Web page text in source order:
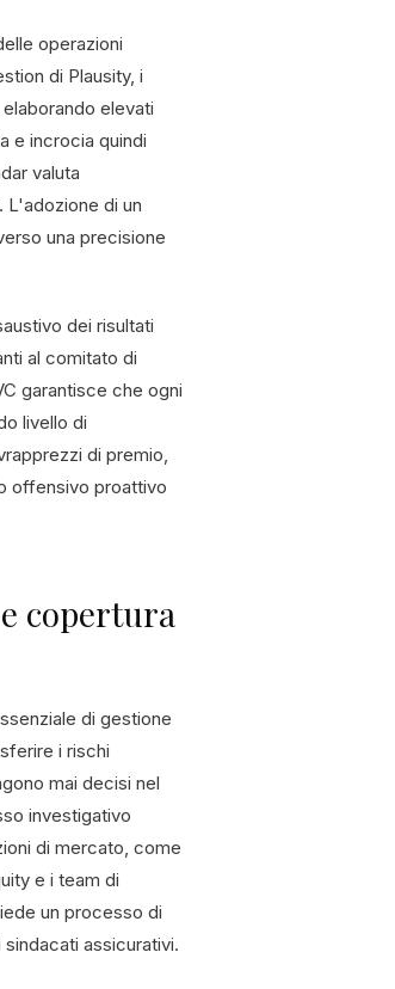
operazioni
di Plausity, i
elevati
e incrocia quindi
valuta
L'adozione di un
una precisione
dei risultati
al comitato di
garantisce che ogni
livello di
di premio,
offensivo proattivo
copertura
di gestione
i rischi
mai decisi nel
investigativo
di mercato, come
e i team di
un processo di
assicurativi.